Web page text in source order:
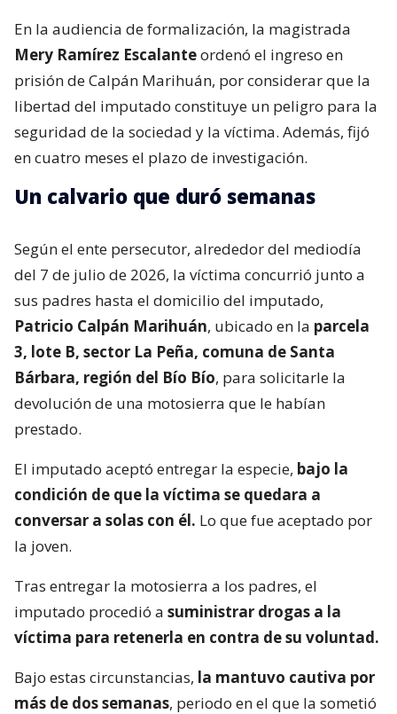
En la audiencia de formalización, la magistrada
Mery Ramírez Escalanteordenó el ingreso en
prisión de Calpán Marihuán, por considerar que la
libertad del imputado constituye un peligro para la
seguridad de la sociedad y la víctima. Además, fijó
en cuatro meses el plazo de investigación.
Un calvario que duró semanas
Según el ente persecutor, alrededor del mediodía
del 7 de julio de 2026, la víctima concurrió junto a
sus padres hasta el domicilio del imputado,
Patricio Calpán Marihuán, ubicado en la parcela
3, lote B, sector La Peña, comuna de Santa
Bárbara, región del Bío Bío, para solicitarle la
devolución de una motosierra que le habían
prestado.
El imputado aceptó entregar la especie, bajo la
condición de que la víctima se quedara a
conversar a solas con él. Lo que fue aceptado por
la joven.
Tras entregar la motosierra a los padres, el
imputado procedió a suministrar drogas a la
víctima para retenerla en contra de su voluntad.
Bajo estas circunstancias, la mantuvo cautiva por
más de dos semanas, periodo en el que la sometió